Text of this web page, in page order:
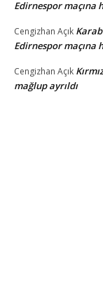
Edirnespor maçına
Cengizhan Açık
Edirnespor maçına
Cengizhan Açık
mağlup ayrıldı